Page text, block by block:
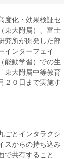
度化・効果検証セ
東大附属）、富士
究所が開発した部
インターフェイ
能動学習）での生
東大附属中等教育
２０日まで実施す
ごとインタラクシ
スからの持ち込み
で共有すること